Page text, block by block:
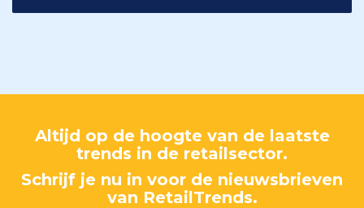
Altijd op de hoogte van de laatste
trends in de retailsector.
Schrijf je nu in voor de nieuwsbrieven
van RetailTrends.